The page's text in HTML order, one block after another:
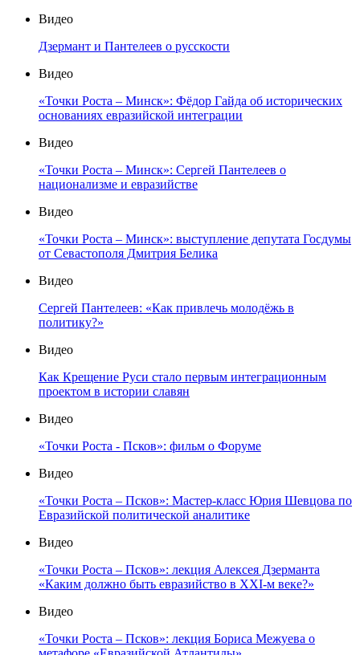
Видео
Дзермант и Пантелеев о русскости
Видео
«Точки Роста – Минск»: Фёдор Гайда об исторических
основаниях евразийской интеграции
Видео
«Точки Роста – Минск»: Сергей Пантелеев о
национализме и евразийстве
Видео
«Точки Роста – Минск»: выступление депутата Госдумы
от Севастополя Дмитрия Белика
Видео
Сергей Пантелеев: «Как привлечь молодёжь в
политику?»
Видео
Как Крещение Руси стало первым интеграционным
проектом в истории славян
Видео
«Точки Роста - Псков»: фильм о Форуме
Видео
«Точки Роста – Псков»: Мастер-класс Юрия Шевцова по
Евразийской политической аналитике
Видео
«Точки Роста – Псков»: лекция Алексея Дзерманта
«Каким должно быть евразийство в XXI-м веке?»
Видео
«Точки Роста – Псков»: лекция Бориса Межуева о